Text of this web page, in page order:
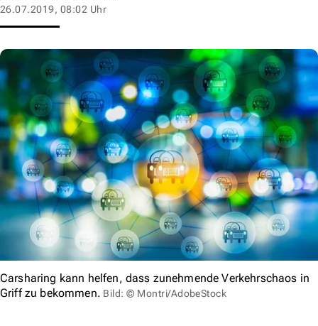
26.07.2019, 08:02 Uhr
Carsharing kann helfen, dass zunehmende Verkehrschaos in
Griff zu bekommen. Bild: © Montri/AdobeStock